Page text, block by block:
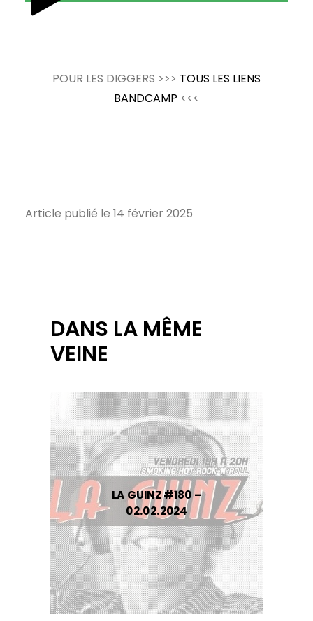
POUR LES DIGGERS >>> TOUS LES LIENS
BANDCAMP <<<
Article publié le 14 février 2025
DANS LA MÊME
VEINE
LA GUINZ #180 –
02.02.2024